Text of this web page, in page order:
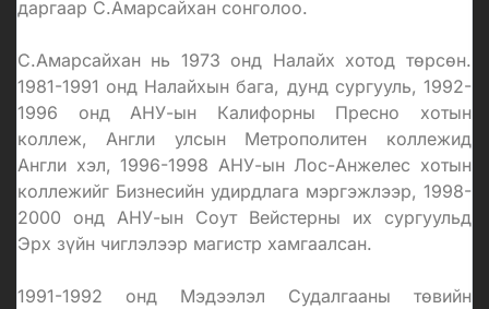
даргаар С.Амарсайхан сонголоо.
С.Амарсайхан нь 1973 онд Налайх хотод төрсөн.
1981-1991 онд Налайхын бага, дунд сургууль, 1992-
1996 онд АНУ-ын Калифорны Пресно хотын
коллеж, Англи улсын Метрополитен коллежид
Англи хэл, 1996-1998 АНУ-ын Лос-Анжелес хотын
коллежийг Бизнесийн удирдлага мэргэжлээр, 1998-
2000 онд АНУ-ын Соут Вейстерны их сургуульд
Эрх зүйн чиглэлээр магистр хамгаалсан.
1991-1992 онд Мэдээлэл Судалгааны төвийн